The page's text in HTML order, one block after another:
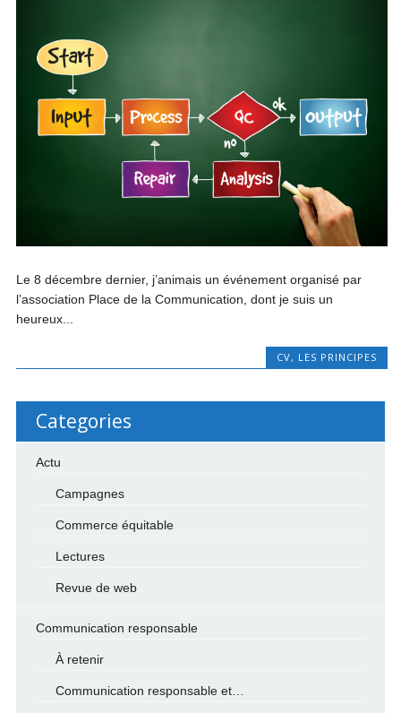
Le 8 décembre dernier, j’animais un événement organisé par
l’association Place de la Communication, dont je suis un
heureux...
CV, LES PRINCIPES
Categories
Actu
Campagnes
Commerce équitable
Lectures
Revue de web
Communication responsable
À retenir
Communication responsable et…